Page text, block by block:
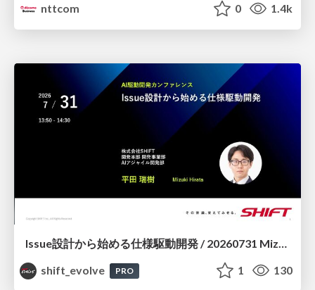
nttcom
0 1.4k
Issue設計から始める仕様駆動開発 / 20260731 Mizuki Hirata
shift_evolve
PRO 1 130